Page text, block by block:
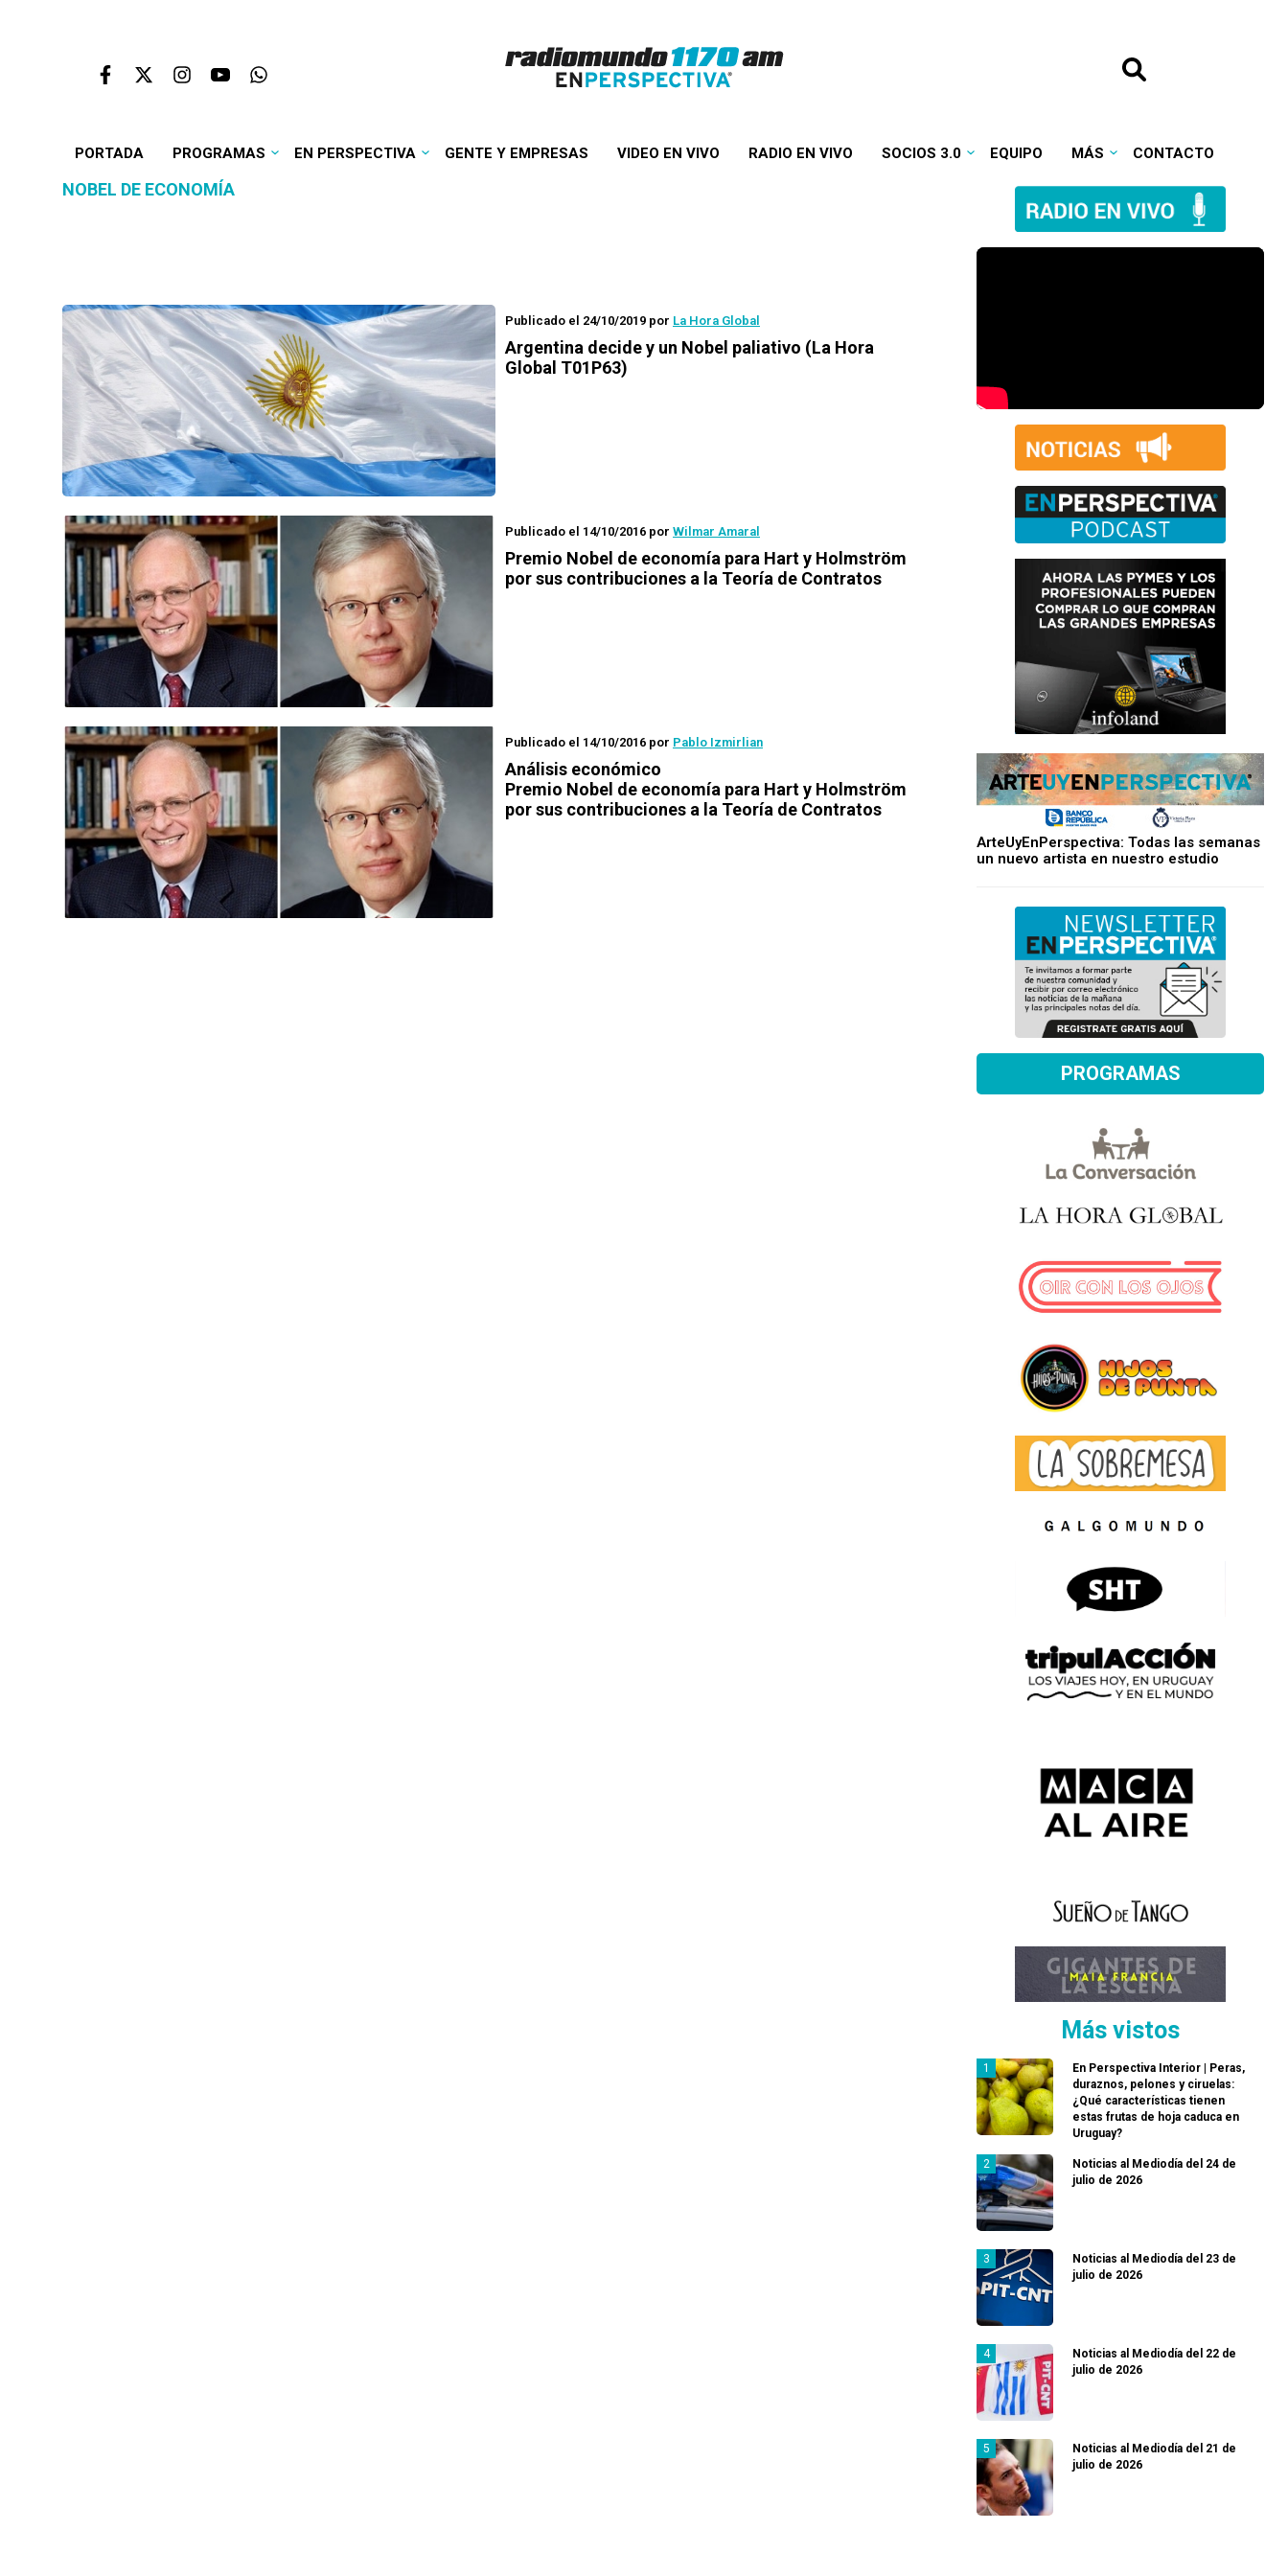
PORTADA PROGRAMAS EN PERSPECTIVA GENTE Y EMPRESAS VIDEO EN VIVO RADIO EN VIVO SOCIOS 3.0 EQUIPO MÁS CONTACTO
NOBEL DE ECONOMÍA
Publicado el 24/10/2019 por La Hora Global
Argentina decide y un Nobel paliativo (La Hora
Global T01P63)
Publicado el 14/10/2016 por Wilmar Amaral
Premio Nobel de economía para Hart y Holmström
por sus contribuciones a la Teoría de Contratos
Publicado el 14/10/2016 por Pablo Izmirlian
Análisis económico
Premio Nobel de economía para Hart y Holmström
por sus contribuciones a la Teoría de Contratos
ArteUyEnPerspectiva: Todas las semanas
un nuevo artista en nuestro estudio
PROGRAMAS
Más vistos
En Perspectiva Interior | Peras,
duraznos, pelones y ciruelas:
¿Qué características tienen
estas frutas de hoja caduca en
Uruguay?
Noticias al Mediodía del 24 de
julio de 2026
Noticias al Mediodía del 23 de
julio de 2026
Noticias al Mediodía del 22 de
julio de 2026
Noticias al Mediodía del 21 de
julio de 2026